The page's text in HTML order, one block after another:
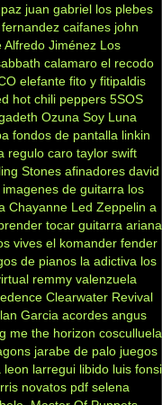
juan gabriel los plebes
caifanes john
Alfredo Jiménez Los
calamaro el recodo
elefante fito y fitipaldis
hot chili peppers 5SOS
Ozuna Soy Luna
fondos de pantalla linkin
regulo caro taylor swift
Stones afinadores david
imagenes de guitarra los
Chayanne Led Zeppelin a
tocar guitarra ariana
vives el komander fender
de pianos la adictiva los
remmy valenzuela
Clearwater Revival
Garcia acordes angus
me the horizon cosculluela
jarabe de palo juegos
leon larregui libido luis fonsi
novatos pdf selena